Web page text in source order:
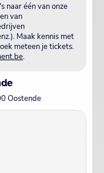
naar één van onze
van
Maak kennis met
meteen je tickets.
.
Oostende